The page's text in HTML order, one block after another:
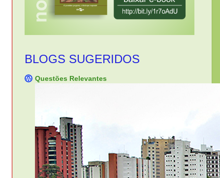
BLOGS SUGERIDOS
Questões Relevantes